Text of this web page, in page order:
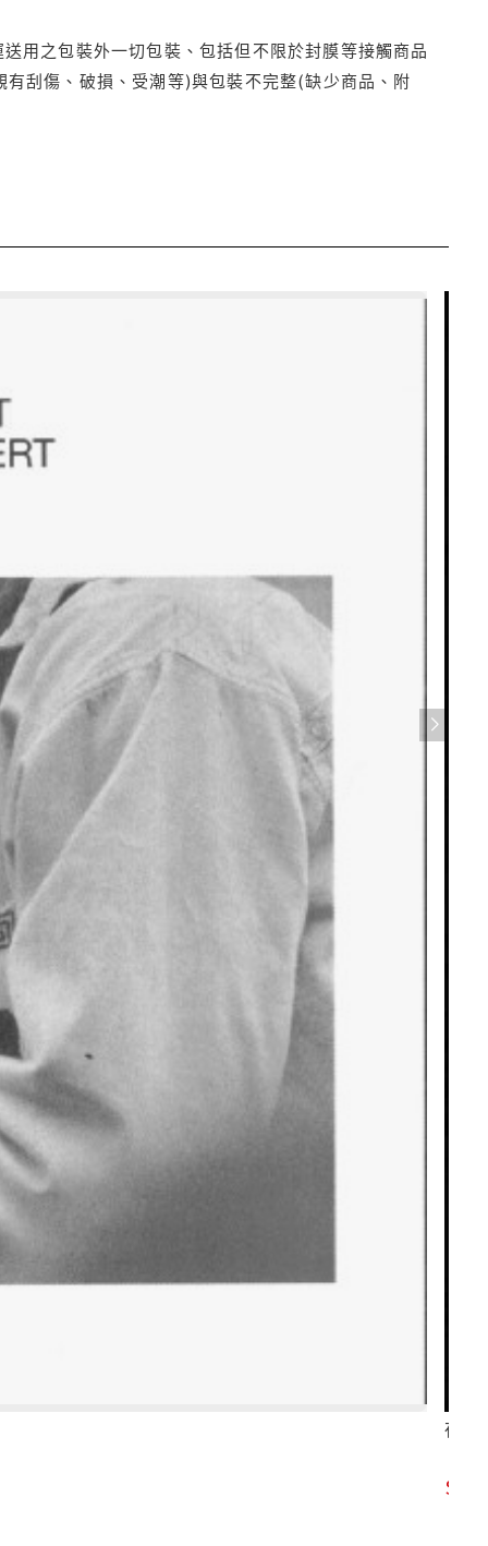
用之包裝外一切包裝、包括但不限於封膜等接觸商品
刮傷、破損、受潮等)與包裝不完整(缺少商品、附
夜未